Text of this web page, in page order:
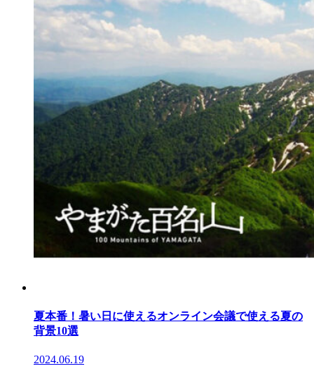
夏本番！暑い日に使えるオンライン会議で使える夏の
背景10選
2024.06.19